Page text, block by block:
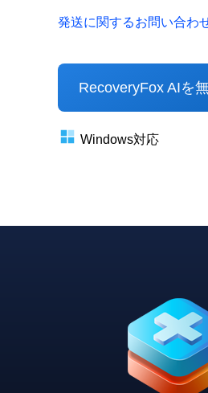
発送に関するお問い合わ
RecoveryFox AIを
Windows対応